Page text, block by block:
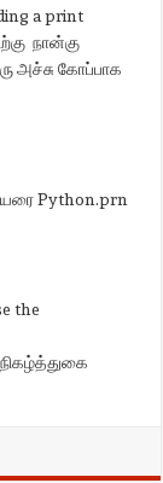
a print
நான்கு
அச்சு கோப்பாக
Python.prn
the